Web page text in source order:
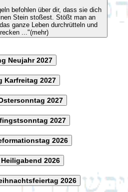
befohlen über dir, dass sie dich
stoßest. Stößt man an
ganze Leben durchrütteln und
..."(mehr)
Neujahr 2027
Karfreitag 2027
2027
2027
2026
2026
2026